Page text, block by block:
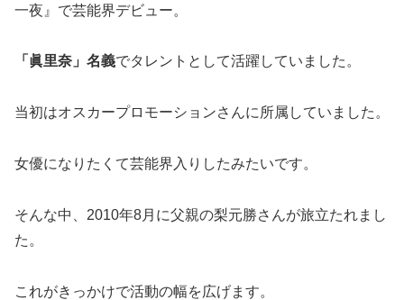
一夜』で芸能界デビュー。
「眞里奈」名義でタレントとして活躍していました。
当初はオスカープロモーションさんに所属していました。
女優になりたくて芸能界入りしたみたいです。
そんな中、2010年8月に父親の梨元勝さんが旅立たれまし
た。
これがきっかけで活動の幅を広げます。